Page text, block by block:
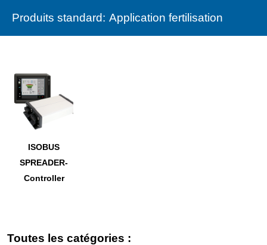
Produits standard: Application fertilisation
ISOBUS
SPREADER-
Controller
Toutes les catégories :